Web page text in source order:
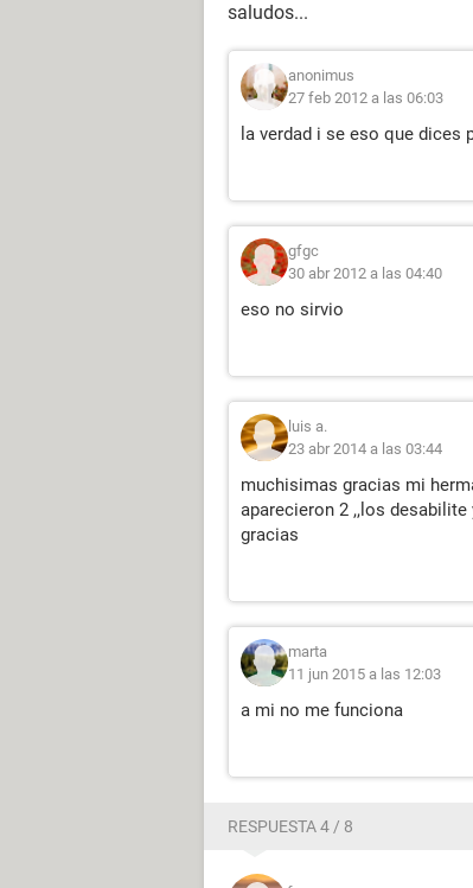
saludos...
anonimus
27 feb 2012 a las 06:03
la verdad i se eso que dices
gfgc
30 abr 2012 a las 04:40
eso no sirvio
luis a.
23 abr 2014 a las 03:44
muchisimas gracias mi
aparecieron 2 ,,los
gracias
marta
11 jun 2015 a las 12:03
a mi no me funciona
RESPUESTA 4 / 8